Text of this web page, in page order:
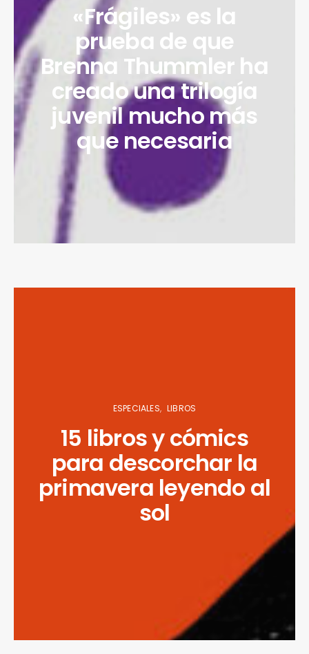
«Frágiles» es la
prueba de que
Brenna Thummler ha
creado una trilogía
juvenil mucho más
que necesaria
ESPECIALES LIBROS
15 libros y cómics
para descorchar la
primavera leyendo al
sol